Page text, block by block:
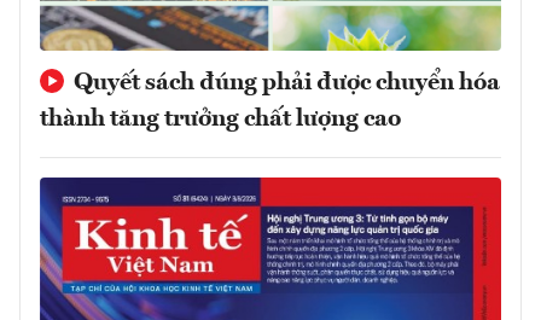
Quyết sách đúng phải được chuyển hóa
thành tăng trưởng chất lượng cao